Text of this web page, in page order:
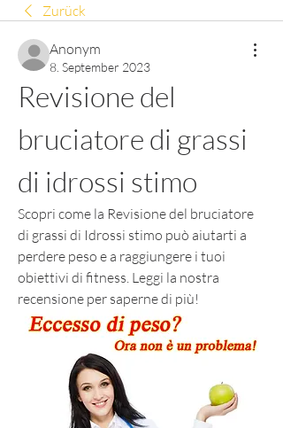
Zurück
Anonym
8. September 2023
Revisione del
bruciatore di grassi
di idrossi stimo
Scopri come la Revisione del bruciatore
di grassi di Idrossi stimo può aiutarti a
perdere peso e a raggiungere i tuoi
obiettivi di fitness. Leggi la nostra
recensione per saperne di più!